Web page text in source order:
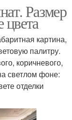
Размер
картина,
палитру.
коричневого,
светлом фоне:
отделки